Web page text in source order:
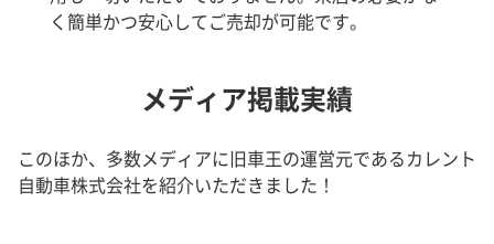
く簡単かつ安心してご売却が可能です。
メディア掲載実績
このほか、多数メディアに旧車王の運営元であるカレント
自動車株式会社を紹介いただきました！